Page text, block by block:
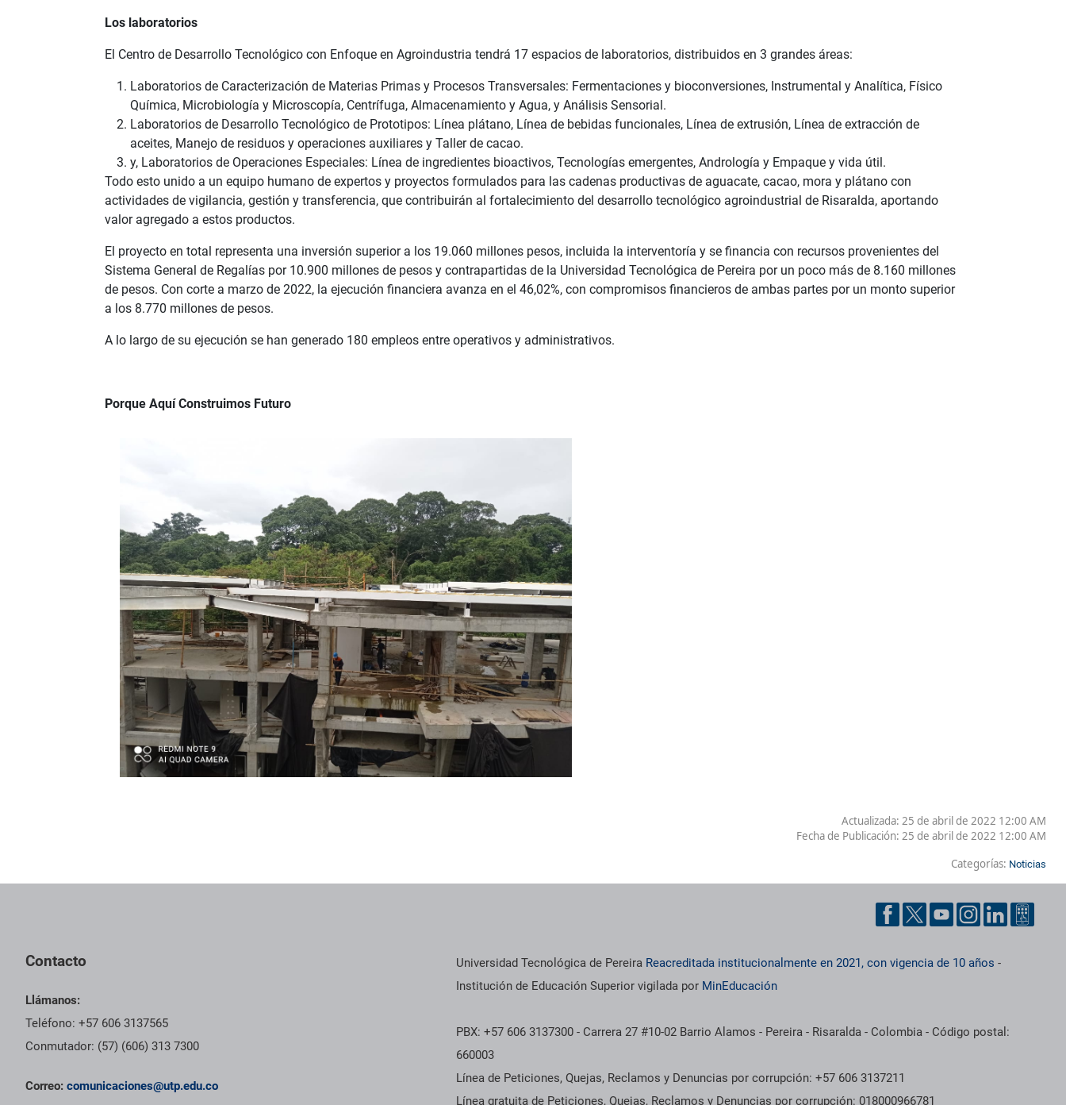
Los laboratorios
El Centro de Desarrollo Tecnológico con Enfoque en Agroindustria tendrá 17 espacios de laboratorios, distribuidos en 3 grandes áreas:
Laboratorios de Caracterización de Materias Primas y Procesos Transversales: Fermentaciones y bioconversiones, Instrumental y Analítica, Físico
Química, Microbiología y Microscopía, Centrífuga, Almacenamiento y Agua, y Análisis Sensorial.
Laboratorios de Desarrollo Tecnológico de Prototipos: Línea plátano, Línea de bebidas funcionales, Línea de extrusión, Línea de extracción de
aceites, Manejo de residuos y operaciones auxiliares y Taller de cacao.
y, Laboratorios de Operaciones Especiales: Línea de ingredientes bioactivos, Tecnologías emergentes, Andrología y Empaque y vida útil.
Todo esto unido a un equipo humano de expertos y proyectos formulados para las cadenas productivas de aguacate, cacao, mora y plátano con
actividades de vigilancia, gestión y transferencia, que contribuirán al fortalecimiento del desarrollo tecnológico agroindustrial de Risaralda, aportando
valor agregado a estos productos.
El proyecto en total representa una inversión superior a los 19.060 millones pesos, incluida la interventoría y se financia con recursos provenientes del
Sistema General de Regalías por 10.900 millones de pesos y contrapartidas de la Universidad Tecnológica de Pereira por un poco más de 8.160 millones
de pesos. Con corte a marzo de 2022, la ejecución financiera avanza en el 46,02%, con compromisos financieros de ambas partes por un monto superior
a los 8.770 millones de pesos.
A lo largo de su ejecución se han generado 180 empleos entre operativos y administrativos.
Porque Aquí Construimos Futuro
Actualizada: 25 de abril de 2022 12:00 AM
Fecha de Publicación: 25 de abril de 2022 12:00 AM
Categorías: Noticias
Contacto
Llámanos:
Teléfono: +57 606 3137565
Conmutador: (57) (606) 313 7300
Correo: comunicaciones@utp.edu.co
Universidad Tecnológica de Pereira Reacreditada institucionalmente en 2021, con vigencia de 10 años -
Institución de Educación Superior vigilada por MinEducación
PBX: +57 606 3137300 - Carrera 27 #10-02 Barrio Alamos - Pereira - Risaralda - Colombia - Código postal:
660003
Línea de Peticiones, Quejas, Reclamos y Denuncias por corrupción: +57 606 3137211
Línea gratuita de Peticiones, Quejas, Reclamos y Denuncias por corrupción: 018000966781